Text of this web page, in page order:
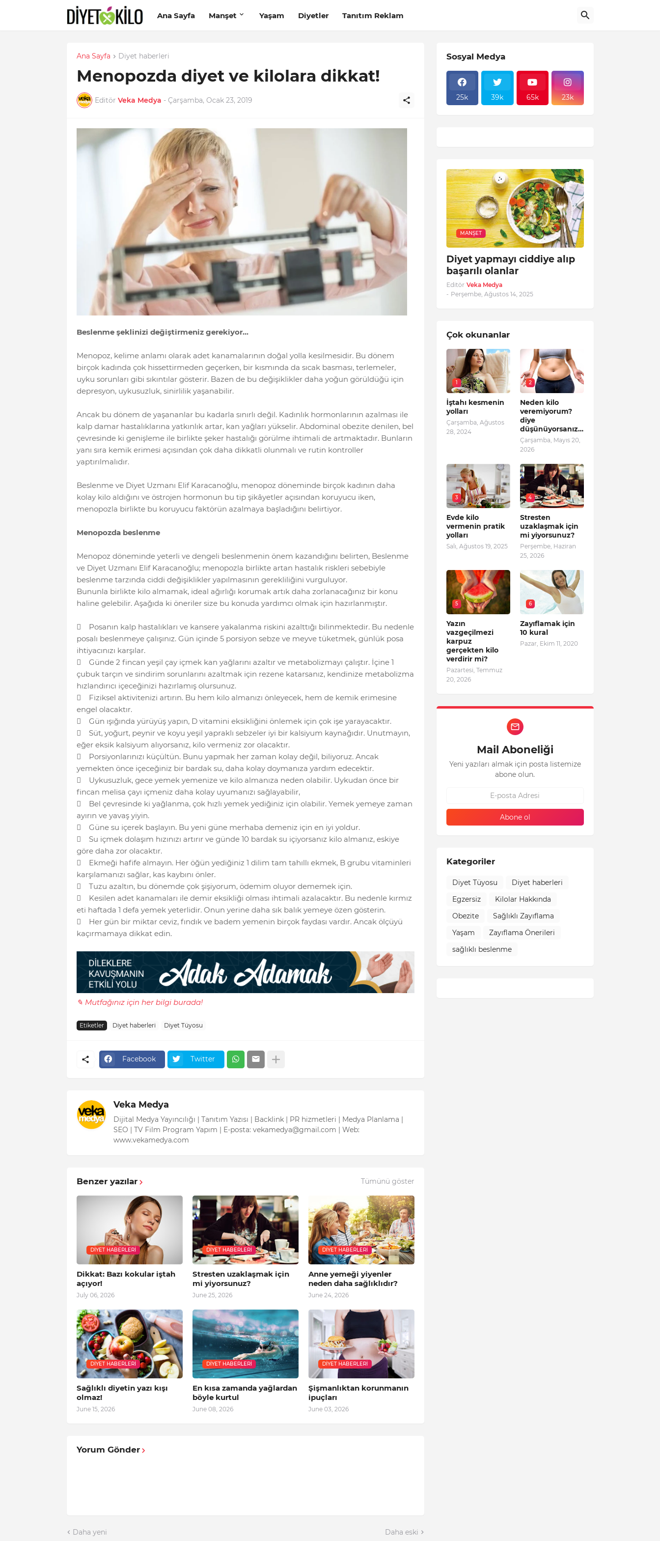
Ana Sayfa Manşet Yaşam Diyetler Tanıtım Reklam
Ana Sayfa Diyet haberleri
Menopozda diyet ve kilolara dikkat!
Editör Veka Medya - Çarşamba, Ocak 23, 2019
Beslenme şeklinizi değiştirmeniz gerekiyor...
Menopoz, kelime anlamı olarak adet kanamalarının doğal yolla kesilmesidir. Bu dönem
birçok kadında çok hissettirmeden geçerken, bir kısmında da sıcak basması, terlemeler,
uyku sorunları gibi sıkıntılar gösterir. Bazen de bu değişiklikler daha yoğun görüldüğü için
depresyon, uykusuzluk, sinirlilik yaşanabilir.
Ancak bu dönem de yaşananlar bu kadarla sınırlı değil. Kadınlık hormonlarının azalması ile
kalp damar hastalıklarına yatkınlık artar, kan yağları yükselir. Abdominal obezite denilen, bel
çevresinde ki genişleme ile birlikte şeker hastalığı görülme ihtimali de artmaktadır. Bunların
yanı sıra kemik erimesi açısından çok daha dikkatli olunmalı ve rutin kontroller
yaptırılmalıdır.
Beslenme ve Diyet Uzmanı Elif Karacanoğlu, menopoz döneminde birçok kadının daha
kolay kilo aldığını ve östrojen hormonun bu tip şikâyetler açısından koruyucu iken,
menopozla birlikte bu koruyucu faktörün azalmaya başladığını belirtiyor.
Menopozda beslenme
Menopoz döneminde yeterli ve dengeli beslenmenin önem kazandığını belirten, Beslenme
ve Diyet Uzmanı Elif Karacanoğlu; menopozla birlikte artan hastalık riskleri sebebiyle
beslenme tarzında ciddi değişiklikler yapılmasının gerekliliğini vurguluyor.
Bununla birlikte kilo almamak, ideal ağırlığı korumak artık daha zorlanacağınız bir konu
haline gelebilir. Aşağıda ki öneriler size bu konuda yardımcı olmak için hazırlanmıştır.
 Posanın kalp hastalıkları ve kansere yakalanma riskini azalttığı bilinmektedir. Bu nedenle
posalı beslenmeye çalışınız. Gün içinde 5 porsiyon sebze ve meyve tüketmek, günlük posa
ihtiyacınızı karşılar.
 Günde 2 fincan yeşil çay içmek kan yağlarını azaltır ve metabolizmayı çalıştır. İçine 1
çubuk tarçın ve sindirim sorunlarını azaltmak için rezene katarsanız, kendinize metabolizma
hızlandırıcı içeceğinizi hazırlamış olursunuz.
 Fiziksel aktivitenizi artırın. Bu hem kilo almanızı önleyecek, hem de kemik erimesine
engel olacaktır.
 Gün ışığında yürüyüş yapın, D vitamini eksikliğini önlemek için çok işe yarayacaktır.
 Süt, yoğurt, peynir ve koyu yeşil yapraklı sebzeler iyi bir kalsiyum kaynağıdır. Unutmayın,
eğer eksik kalsiyum alıyorsanız, kilo vermeniz zor olacaktır.
 Porsiyonlarınızı küçültün. Bunu yapmak her zaman kolay değil, biliyoruz. Ancak
yemekten önce içeceğiniz bir bardak su, daha kolay doymanıza yardım edecektir.
 Uykusuzluk, gece yemek yemenize ve kilo almanıza neden olabilir. Uykudan önce bir
fincan melisa çayı içmeniz daha kolay uyumanızı sağlayabilir,
 Bel çevresinde ki yağlanma, çok hızlı yemek yediğiniz için olabilir. Yemek yemeye zaman
ayırın ve yavaş yiyin.
 Güne su içerek başlayın. Bu yeni güne merhaba demeniz için en iyi yoldur.
 Su içmek dolaşım hızınızı artırır ve günde 10 bardak su içiyorsanız kilo almanız, eskiye
göre daha zor olacaktır.
 Ekmeği hafife almayın. Her öğün yediğiniz 1 dilim tam tahıllı ekmek, B grubu vitaminleri
karşılamanızı sağlar, kas kaybını önler.
 Tuzu azaltın, bu dönemde çok şişiyorum, ödemim oluyor dememek için.
 Kesilen adet kanamaları ile demir eksikliği olması ihtimali azalacaktır. Bu nedenle kırmız
eti haftada 1 defa yemek yeterlidir. Onun yerine daha sık balık yemeye özen gösterin.
 Her gün bir miktar ceviz, fındık ve badem yemenin birçok faydası vardır. Ancak ölçüyü
kaçırmamaya dikkat edin.
✎ Mutfağınız için her bilgi burada!
Etiketler Diyet haberleri Diyet Tüyosu
Facebook Twitter
Veka Medya
Dijital Medya Yayıncılığı | Tanıtım Yazısı | Backlink | PR hizmetleri | Medya Planlama |
SEO | TV Film Program Yapım | E-posta: vekamedya@gmail.com | Web:
www.vekamedya.com
Benzer yazılar Tümünü göster
DIYET HABERLERI
Dikkat: Bazı kokular iştah
açıyor!
July 06, 2026
DIYET HABERLERI
Stresten uzaklaşmak için
mi yiyorsunuz?
June 25, 2026
DIYET HABERLERI
Anne yemeği yiyenler
neden daha sağlıklıdır?
June 24, 2026
DIYET HABERLERI
Sağlıklı diyetin yazı kışı
olmaz!
June 15, 2026
DIYET HABERLERI
En kısa zamanda yağlardan
böyle kurtul
June 08, 2026
DIYET HABERLERI
Şişmanlıktan korunmanın
ipuçları
June 03, 2026
Yorum Gönder
Daha yeni Daha eski
Sosyal Medya
25k 39k 65k 23k
MANŞET
Diyet yapmayı ciddiye alıp
başarılı olanlar
Editör Veka Medya
- Perşembe, Ağustos 14, 2025
Çok okunanlar
1
İştahı kesmenin
yolları
Çarşamba, Ağustos
28, 2024
2
Neden kilo
veremiyorum?
diye
düşünüyorsanız…
Çarşamba, Mayıs 20,
2026
3
Evde kilo
vermenin pratik
yolları
Salı, Ağustos 19, 2025
4
Stresten
uzaklaşmak için
mi yiyorsunuz?
Perşembe, Haziran
25, 2026
5
Yazın
vazgeçilmezi
karpuz
gerçekten kilo
verdirir mi?
Pazartesi, Temmuz
20, 2026
6
Zayıflamak için
10 kural
Pazar, Ekim 11, 2020
Mail Aboneliği
Yeni yazıları almak için posta listemize
abone olun.
Kategoriler
Diyet Tüyosu
Diyet haberleri
Egzersiz
Kilolar Hakkında
Obezite
Sağlıklı Zayıflama
Yaşam
Zayıflama Önerileri
sağlıklı beslenme